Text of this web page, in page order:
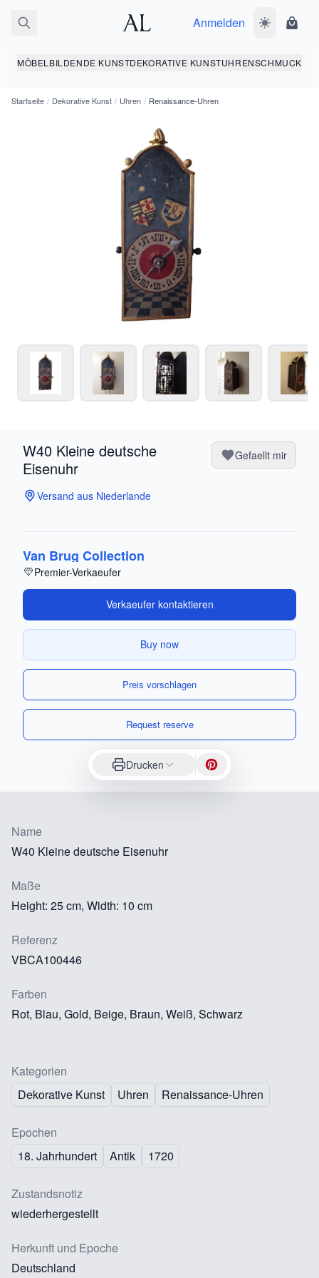
Anmelden
MÖBEL BILDENDE KUNSTDEKORATIVE KUNSTUHRENSCHMUCK
Startseite / Dekorative Kunst / Uhren / Renaissance-Uhren
W40 Kleine deutsche
Eisenuhr
Gefaellt mir
Versand aus Niederlande
Van Brug Collection
Premier-Verkaeufer
Verkaeufer kontaktieren
Buy now
Preis vorschlagen
Request reserve
Drucken
Name
W40 Kleine deutsche Eisenuhr
Maße
Height: 25 cm, Width: 10 cm
Referenz
VBCA100446
Farben
Rot, Blau, Gold, Beige, Braun, Weiß, Schwarz
Kategorien
Dekorative Kunst
Uhren Renaissance-Uhren
Epochen
18. Jahrhundert
Antik 1720
Zustandsnotiz
wiederhergestellt
Herkunft und Epoche
Deutschland